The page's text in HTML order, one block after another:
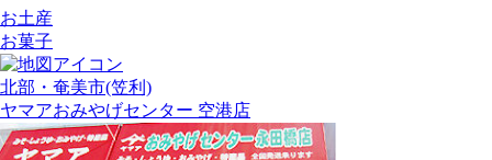
お土産
お菓子
北部・奄美市(笠利)
ヤマアおみやげセンター 空港店